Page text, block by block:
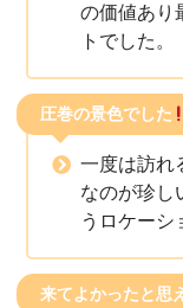
の価値あり
トでした。
圧巻の景色でした
一度は訪れ
なのが珍し
うロケーシ
来てよかったと思